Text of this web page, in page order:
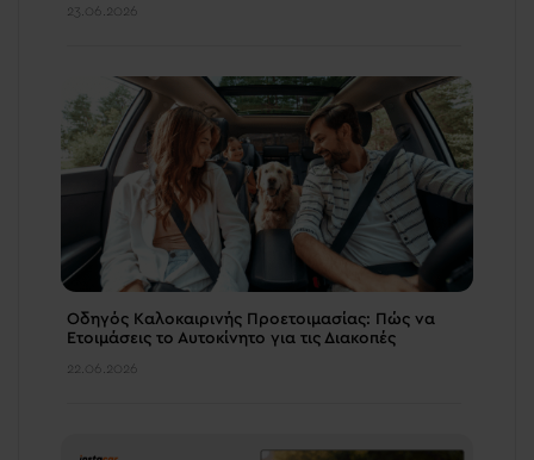
23.06.2026
Οδηγός Καλοκαιρινής Προετοιμασίας: Πώς να
Ετοιμάσεις το Αυτοκίνητο για τις Διακοπές
22.06.2026